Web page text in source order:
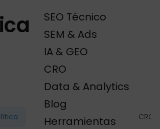
SEO Técnico
SEM & Ads
IA & GEO
CRO
Data & Analytics
Blog
Herramientas
Campañas SEM CRO CRO